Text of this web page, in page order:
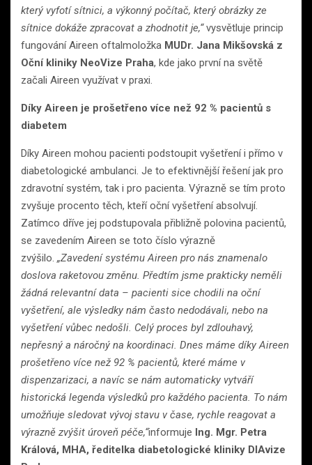
který vyfotí sítnici, a výkonný počítač, který obrázky ze
sítnice dokáže zpracovat a zhodnotit je,“vysvětluje princip
fungování Aireen oftalmoložka MUDr. Jana Mikšovská z
Oční kliniky NeoVize Praha, kde jako první na světě
začali Aireen využívat v praxi.
Díky Aireen je prošetřeno více než 92 % pacientů s
diabetem
Díky Aireen mohou pacienti podstoupit vyšetření i přímo v
diabetologické ambulanci. Je to efektivnější řešení jak pro
zdravotní systém, tak i pro pacienta. Výrazně se tím proto
zvyšuje procento těch, kteří oční vyšetření absolvují.
Zatímco dříve jej podstupovala přibližně polovina pacientů,
se zavedením Aireen se toto číslo výrazně
zvýšilo. „Zavedení systému Aireen pro nás znamenalo
doslova raketovou změnu. Předtím jsme prakticky neměli
žádná relevantní data – pacienti sice chodili na oční
vyšetření, ale výsledky nám často nedodávali, nebo na
vyšetření vůbec nedošli. Celý proces byl zdlouhavý,
nepřesný a náročný na koordinaci. Dnes máme díky Aireen
prošetřeno více než 92 % pacientů, které máme v
dispenzarizaci, a navíc se nám automaticky vytváří
historická legenda výsledků pro každého pacienta. To nám
umožňuje sledovat vývoj stavu v čase, rychle reagovat a
výrazně zvýšit úroveň péče,“informuje Ing. Mgr. Petra
Králová, MHA, ředitelka diabetologické kliniky DIAvize